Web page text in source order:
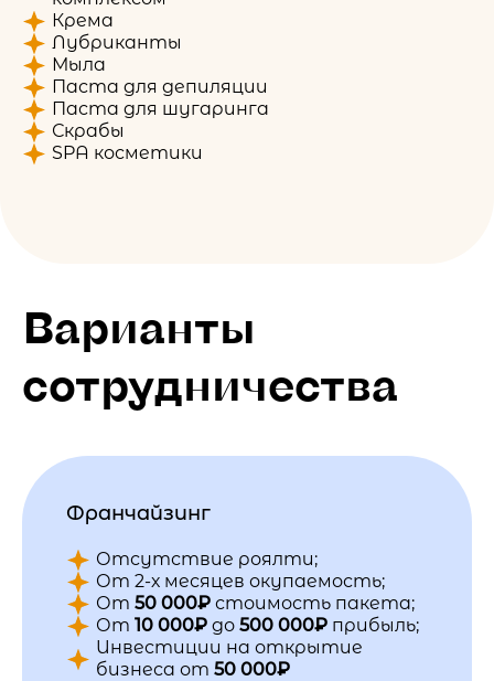
Крема
Лубриканты
Мыла
Паста для депиляции
Паста для шугаринга
Скрабы
SPA косметики
Варианты
сотрудничества
Франчайзинг
Отсутствие роялти;
От 2-х месяцев окупаемость;
От 50 000₽ стоимость пакета;
От 10 000₽ до 500 000₽ прибыль;
Инвестиции на открытие
бизнеса от 50 000₽